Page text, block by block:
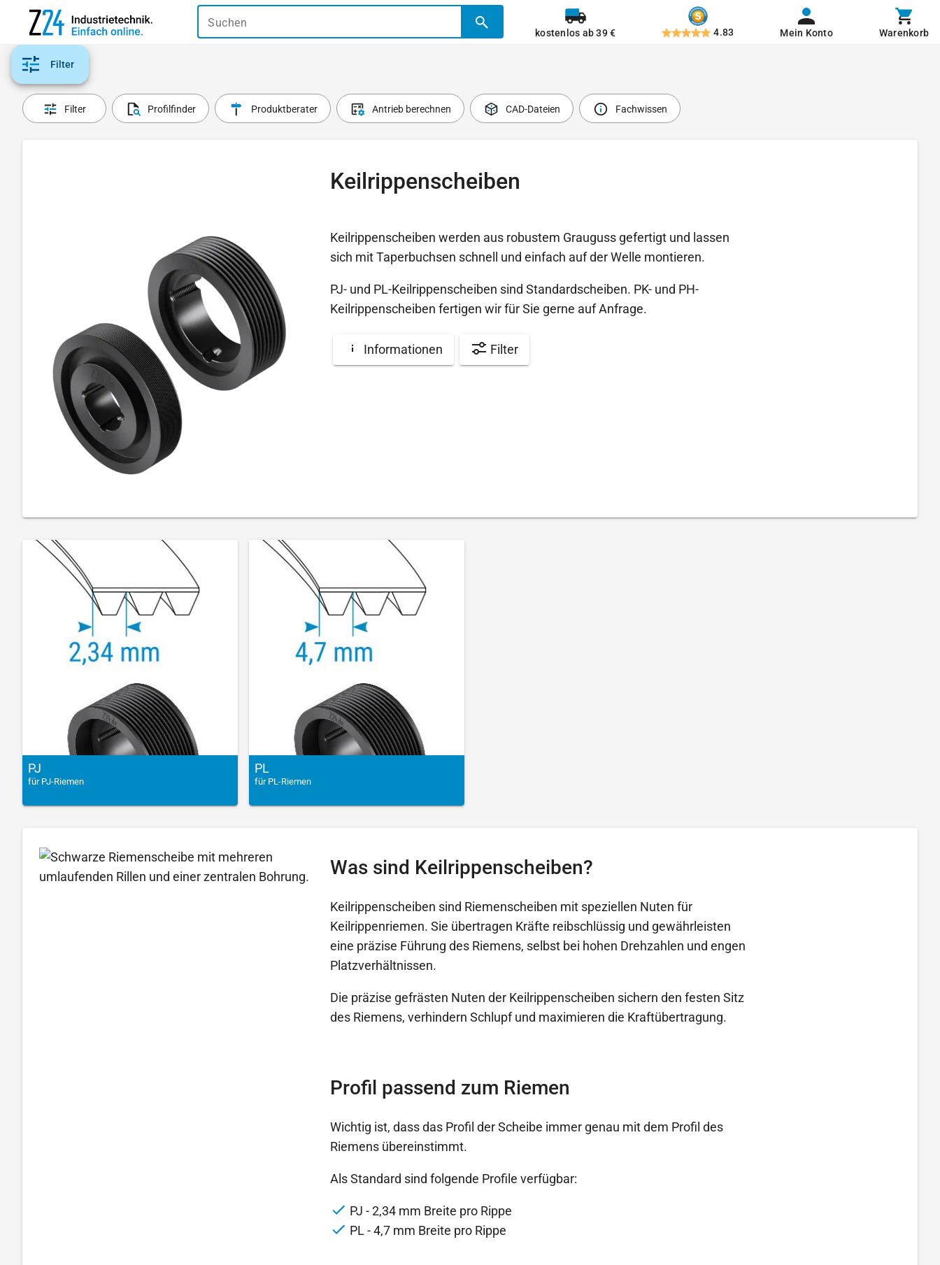
Suchen
kostenlos ab 39 € 4.83 Mein Konto Warenkorb
Filter
Filter Profilfinder Produktberater Antrieb berechnen CAD-Dateien Fachwissen
Keilrippenscheiben
Keilrippenscheiben werden aus robustem Grauguss gefertigt und lassen
sich mit Taperbuchsen schnell und einfach auf der Welle montieren.
PJ- und PL-Keilrippenscheiben sind Standardscheiben. PK- und PH-
Keilrippenscheiben fertigen wir für Sie gerne auf Anfrage.
Informationen Filter
PJ
für PJ-Riemen
PL
für PL-Riemen
Was sind Keilrippenscheiben?
Keilrippenscheiben sind Riemenscheiben mit speziellen Nuten für
Keilrippenriemen. Sie übertragen Kräfte reibschlüssig und gewährleisten
eine präzise Führung des Riemens, selbst bei hohen Drehzahlen und engen
Platzverhältnissen.
Die präzise gefrästen Nuten der Keilrippenscheiben sichern den festen Sitz
des Riemens, verhindern Schlupf und maximieren die Kraftübertragung.
Profil passend zum Riemen
Wichtig ist, dass das Profil der Scheibe immer genau mit dem Profil des
Riemens übereinstimmt.
Als Standard sind folgende Profile verfügbar:
PJ - 2,34 mm Breite pro Rippe
PL - 4,7 mm Breite pro Rippe